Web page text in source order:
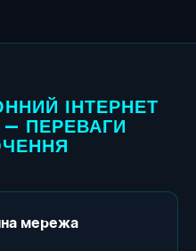
ІНТЕРНЕТ
ПЕРЕВАГИ
мережа